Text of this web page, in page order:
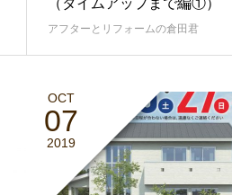
（タイムアップまで編①）
アフターとリフォームの倉田君
OCT
07
2019